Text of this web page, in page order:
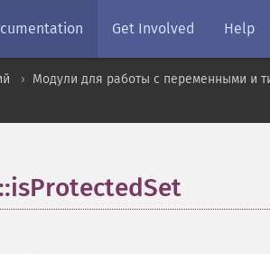
Get Involved Help
Модули для работы с переменными и